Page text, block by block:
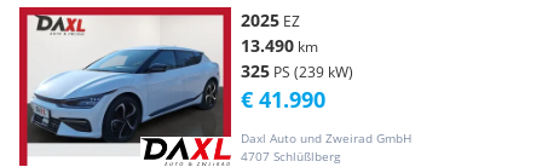
2025 EZ
13.490 km
325 PS (239 kW)
Daxl Auto und Zweirad GmbH
4707 Schlüßlberg
€ 41.990